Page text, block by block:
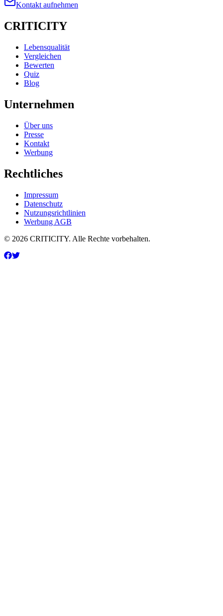
Kontakt aufnehmen
CRITICITY
Lebensqualität
Vergleichen
Bewerten
Quiz
Blog
Unternehmen
Über uns
Presse
Kontakt
Werbung
Rechtliches
Impressum
Datenschutz
Nutzungsrichtlinien
Werbung AGB
© 2026 CRITICITY. Alle Rechte vorbehalten.